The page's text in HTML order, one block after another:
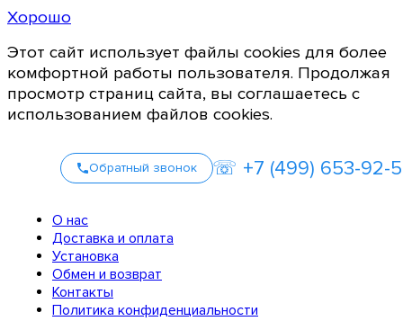
Хорошо
Этот сайт использует файлы cookies для более
комфортной работы пользователя. Продолжая
просмотр страниц сайта, вы соглашаетесь с
использованием файлов cookies.
Обратный звонок ☏ +7 (499) 653-92-
О нас
Доставка и оплата
Установка
Обмен и возврат
Контакты
Политика конфиденциальности